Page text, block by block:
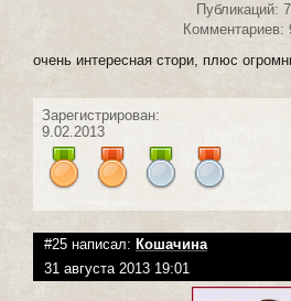
Публикаций:
Комментариев:
очень интересная стори, плюс
Зарегистрирован:
9.02.2013
#25 написал: Кошачина
31 августа 2013 19:01